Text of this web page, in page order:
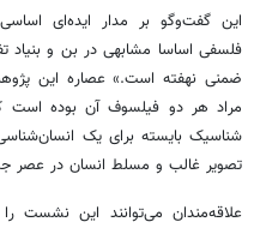
این گفت‌وگو بر مدار ایده‌ای
فلسفی اساسا مشابهی در بن و بنیاد
ضمنی نهفته است.» عصاره‌ این
مراد هر دو فیلسوف آن بوده است
شناسیک بایسته برای یک
تصویر غالب و مسلط انسان در عصر
علاقه‌مندان می‌توانند این نشست